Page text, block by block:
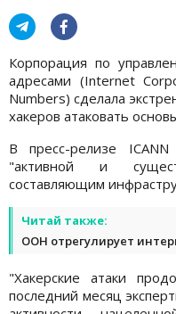
Корпорация по
адресами (Internet
Numbers) сделала
хакеров атаковать
В пресс-релизе
"активной и
составляющим
Читай также:
ООН отрегулирует
"Хакерские атаки
последний месяц